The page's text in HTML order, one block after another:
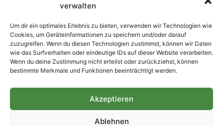
verwalten
Um dir ein optimales Erlebnis zu bieten, verwenden wir Technologien wie
Cookies, um Geräteinformationen zu speichern und/oder darauf
zuzugreifen. Wenn du diesen Technologien zustimmst, können wir Daten
wie das Surfverhalten oder eindeutige IDs auf dieser Website verarbeiten.
Wenn du deine Zustimmung nicht erteilst oder zurückziehst, können
bestimmte Merkmale und Funktionen beeinträchtigt werden.
Akzeptieren
Ablehnen
Start
Nutzungsbedingungen